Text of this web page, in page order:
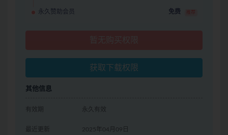
永久赞助会员 免费 推荐
获取下载权限
其他信息
有效期 永久有效
最近更新 2025年04月09日